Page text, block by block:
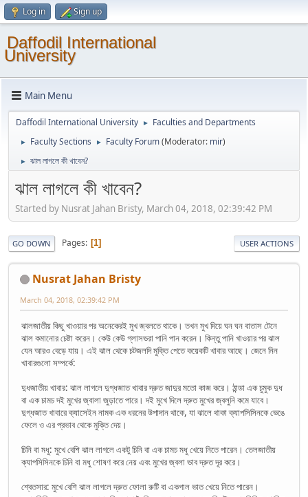
Log in Sign up
Daffodil International
University
Main Menu
Daffodil International University ► Faculties and Departments
► Faculty Sections ► Faculty Forum(Moderator: mir)
► ঝাল লাগলে কী খাবেন?
ঝাল লাগলে কী খাবেন?
Started by Nusrat Jahan Bristy, March 04, 2018, 02:39:42 PM
GO DOWN Pages 1 USER ACTIONS
Nusrat Jahan Bristy
March 04, 2018, 02:39:42 PM
ঝালজাতীয় কিছু খাওয়ার পর অনেকেরই মুখ জ্বলতে থাকে। তখন মুখ দিয়ে ঘন ঘন বাতাস টেনে
ঝাল কমানোর চেষ্টা করেন। কেউ কেউ গ্লাসভরা পানি পান করেন। কিন্তু পানি খাওয়ার পর ঝাল
যেন আরও বেড়ে যায়। এই ঝাল থেকে চটজলদি মুক্তি পেতে কয়েকটি খাবার আছে। জেনে নিন
খাবারগুলো সম্পর্কে:
দুধজাতীয় খাবার: ঝাল লাগলে দুগ্ধজাত খাবার দ্রুত জাদুর মতো কাজ করে। ঠান্ডা এক চুমুক দুধ
বা এক চামচ দই মুখের জ্বালা জুড়াতে পারে। দই মুখে দিলে দ্রুত মুখের জ্বলুনি কমে যাবে।
দুগ্ধজাত খাবারে ক্যাসেইন নামক এক ধরনের উপাদান থাকে, যা ঝালে থাকা ক্যাপসিসিনকে ভেঙে
ফেলে ও এর প্রভাব থেকে মুক্তি দেয়।
চিনি বা মধু: মুখে বেশি ঝাল লাগলে একটু চিনি বা এক চামচ মধু খেয়ে নিতে পারেন। তেলজাতীয়
ক্যাপসিসিনকে চিনি বা মধু শোষণ করে নেয় এবং মুখের জ্বলা ভাব দ্রুত দূর করে।
শ্বেতসার: মুখে বেশি ঝাল লাগলে দ্রুত ফোলা রুটি বা একগাল ভাত খেয়ে নিতে পারেন।